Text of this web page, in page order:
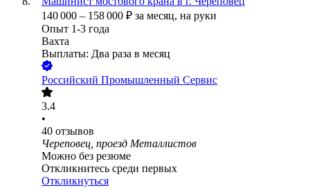
140 000 – 158 000 ₽ за месяц, на руки
Опыт 1-3 года
Вахта
Выплаты: Два раза в месяц
Российский Промышленный Сервис
3.4
•
40 отзывов
Череповец, проезд Металлистов
Можно без резюме
Откликнитесь среди первых
Откликнуться